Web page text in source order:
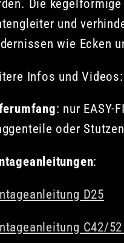
Die
und
wie Ecken
Infos und Videos:
: nur EASY-
oder
:
D25
C42/